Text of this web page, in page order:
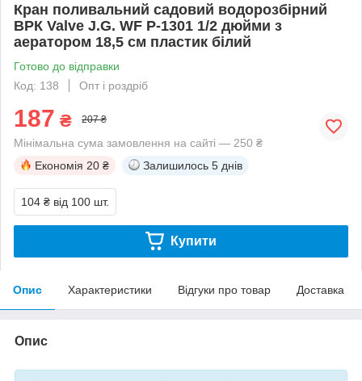
Кран поливальний садовий водорозбірний
ВРК Valve J.G. WF Р-1301 1/2 дюйми з
аератором 18,5 см пластик білий
Готово до відправки
Код: 138
Опт і роздріб
187 ₴ 207 ₴
Мінімальна сума замовлення на сайті — 250 ₴
Економія 20 ₴ Залишилось 5 днів
104 ₴ від 100 шт.
Купити
Опис Характеристики Відгуки про товар Доставка
Опис